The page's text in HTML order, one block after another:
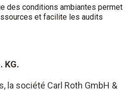
des conditions ambiantes permet
et facilite les audits
KG.
la société Carl Roth GmbH &